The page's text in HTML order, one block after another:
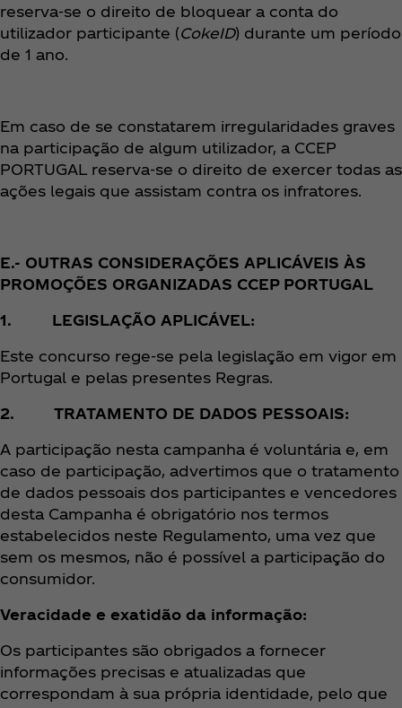
reserva-se o direito de bloquear a conta do
utilizador participante (CokeID) durante um período
de 1 ano.
Em caso de se constatarem irregularidades graves
na participação de algum utilizador, a CCEP
PORTUGAL reserva-se o direito de exercer todas as
ações legais que assistam contra os infratores.
E.- OUTRAS CONSIDERAÇÕES APLICÁVEIS ÀS
PROMOÇÕES ORGANIZADAS CCEP PORTUGAL
1. LEGISLAÇÃO APLICÁVEL:
Este concurso rege-se pela legislação em vigor em
Portugal e pelas presentes Regras.
2. TRATAMENTO DE DADOS PESSOAIS:
A participação nesta campanha é voluntária e, em
caso de participação, advertimos que o tratamento
de dados pessoais dos participantes e vencedores
desta Campanha é obrigatório nos termos
estabelecidos neste Regulamento, uma vez que
sem os mesmos, não é possível a participação do
consumidor.
Veracidade e exatidão da informação:
Os participantes são obrigados a fornecer
informações precisas e atualizadas que
correspondam à sua própria identidade, pelo que